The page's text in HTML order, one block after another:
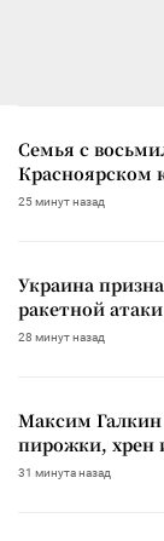
Семья с
Красноярском
25 минут назад
Украина
ракетной атаки
28 минут назад
Максим Галкин
пирожки, хрен
31 минута назад